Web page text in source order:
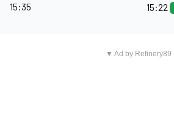
15:35
15:22
▼ Ad by Refinery89